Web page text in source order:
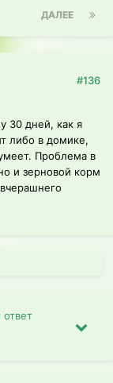
ДАЛЕЕ
#136
30 дней, как я
либо в домике,
Проблема в
и зерновой корм